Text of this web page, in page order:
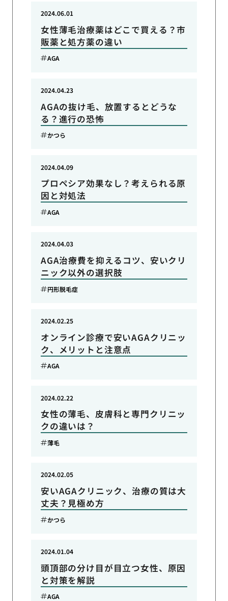
女性薄毛治療薬はどこで買える？市
販薬と処方薬の違い
2024.06.01
AGA
AGAの抜け毛、放置するとどうな
る？進行の恐怖
2024.04.23
かつら
プロペシア効果なし？考えられる原
因と対処法
2024.04.09
AGA
AGA治療費を抑えるコツ、安いクリ
ニック以外の選択肢
2024.04.03
円形脱毛症
オンライン診療で安いAGAクリニッ
ク、メリットと注意点
2024.02.25
AGA
女性の薄毛、皮膚科と専門クリニッ
クの違いは？
2024.02.22
薄毛
安いAGAクリニック、治療の質は大
丈夫？見極め方
2024.02.05
かつら
頭頂部の分け目が目立つ女性、原因
と対策を解説
2024.01.04
AGA